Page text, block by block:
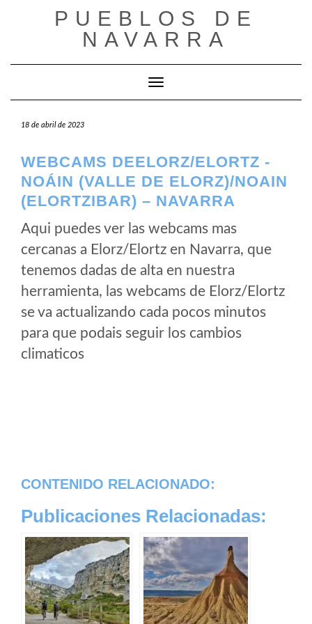
PUEBLOS DE
NAVARRA
Cambiar modo de navegación
18 de abril de 2023
WEBCAMS DEELORZ/ELORTZ -
NOÁIN (VALLE DE ELORZ)/NOAIN
(ELORTZIBAR) – NAVARRA
Aqui puedes ver las webcams mas
cercanas a Elorz/Elortz en Navarra, que
tenemos dadas de alta en nuestra
herramienta, las webcams de Elorz/Elortz
se va actualizando cada pocos minutos
para que podais seguir los cambios
climaticos
CONTENIDO RELACIONADO:
Publicaciones Relacionadas: